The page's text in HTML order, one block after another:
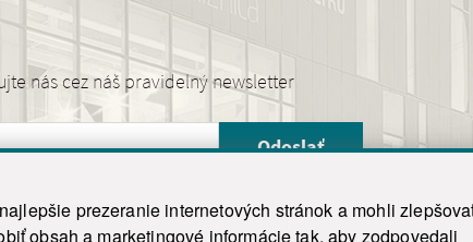
prezeranie internetových stránok a mohli
obsah a marketingové informácie tak, aby zodpovedali
nás cez náš pravidelný newsletter
Odoslať